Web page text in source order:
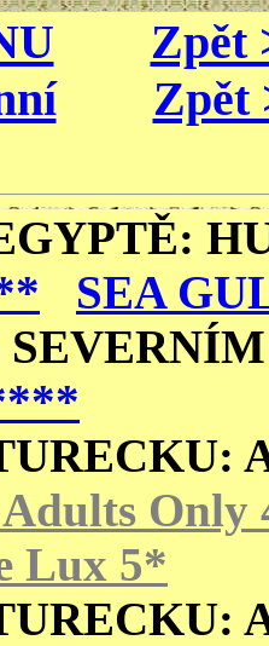
Zpět
Zpět
:
SEA
Only
Lux 5*